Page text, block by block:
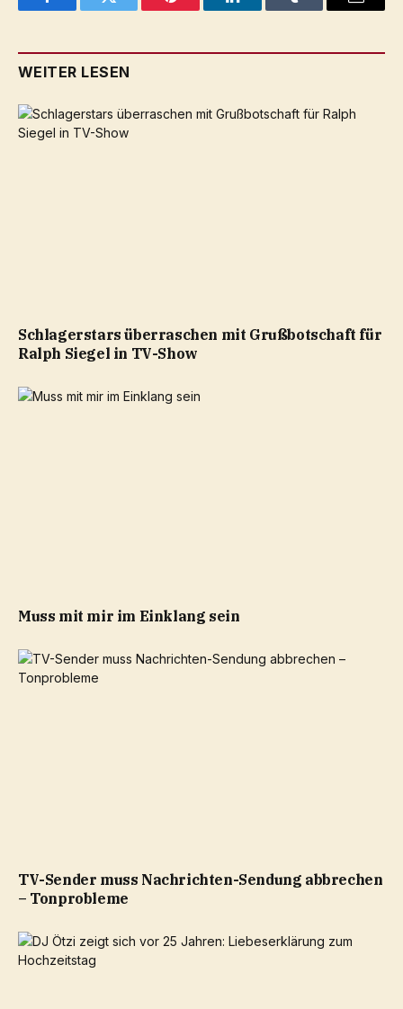
FacebookTwitter Pinterest LinkedInTumblr Email
WEITER LESEN
Schlagerstars überraschen mit Grußbotschaft für
Ralph Siegel in TV-Show
Muss mit mir im Einklang sein
TV-Sender muss Nachrichten-Sendung abbrechen
– Tonprobleme